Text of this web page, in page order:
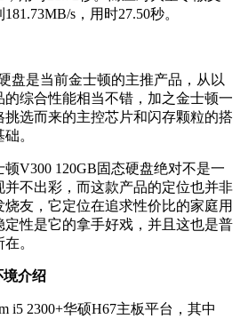
s，用时27.50秒。
盘是当前金士顿的主推产品，从以
的综合性能相当不错，加之金士顿一
选而来的主控芯片和闪存颗粒的搭
。
V300 120GB固态硬盘绝对不是一
不出彩，而这款产品的定位也并非
友，它定位在追求性价比的家庭用
定性是它的拿手好戏，并且这也是普
。
境介绍
i5 2300+华硕H67主板平台，其中